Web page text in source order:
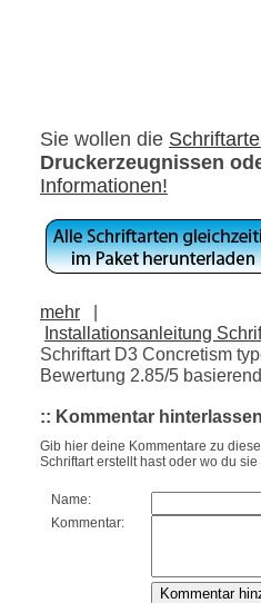
Sie wollen die
Druckerzeugnissen
Informationen!
mehr
|
Installationsanleitung
Schriftart D3 Concretism
Bewertung 2.85/5
:: Kommentar hinterlassen
Gib hier deine Kommentare zu
Schriftart erstellt hast oder wo du sie
Name:
Kommentar: